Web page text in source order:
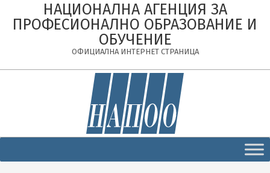
НАЦИОНАЛНА АГЕНЦИЯ ЗА
ПРОФЕСИОНАЛНО ОБРАЗОВАНИЕ И
ОБУЧЕНИЕ
ОФИЦИАЛНА ИНТЕРНЕТ СТРАНИЦА
Navigation